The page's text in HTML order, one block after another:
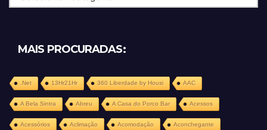
MAIS PROCURADAS:
.Net 13Hr21Hr 360 Liberdade by Housi AAC
A Bela Sintra Abreu A Casa do Porco Bar Acessos
Acessórios Aclimação Acomodação Aconchegante